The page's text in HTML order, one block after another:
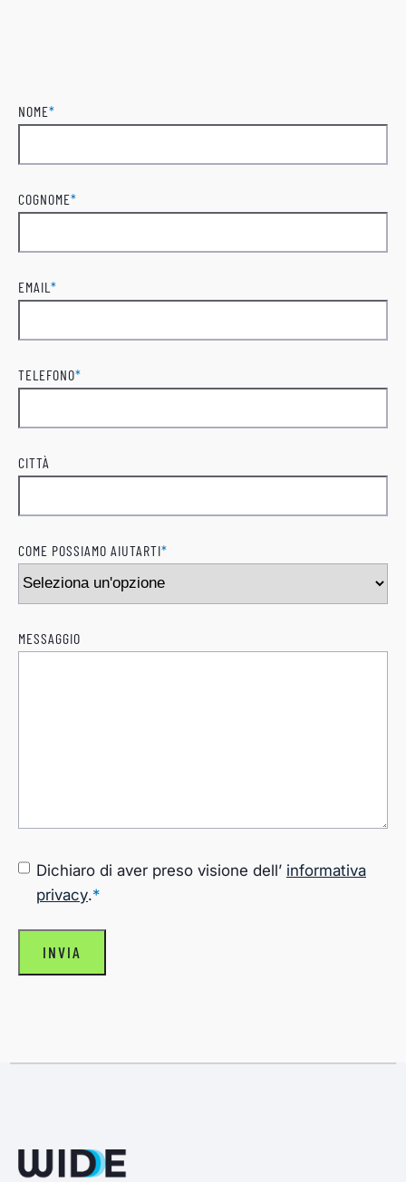
NOME*
COGNOME*
EMAIL *
TELEFONO*
CITTÀ
COME POSSIAMO AIUTARTI*
MESSAGGIO
CONSENSO*
Dichiaro di aver preso visione dell’ informativa
privacy.*